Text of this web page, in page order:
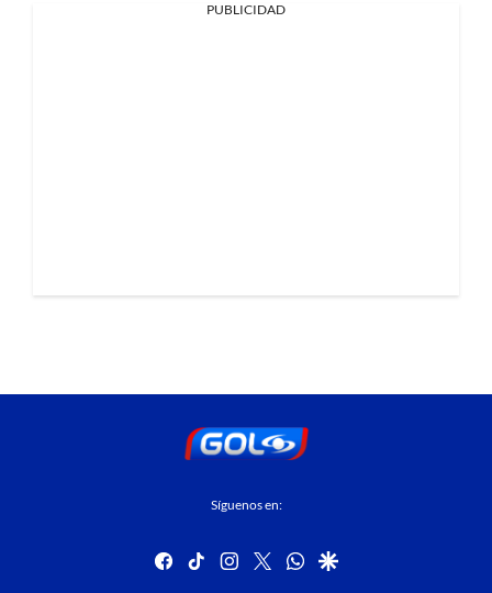
PUBLICIDAD
Síguenos en:
facebook
tiktok instagram
twitterwhatsapp
google